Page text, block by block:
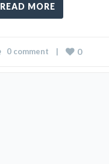
READ MORE
0 comment
    |
0